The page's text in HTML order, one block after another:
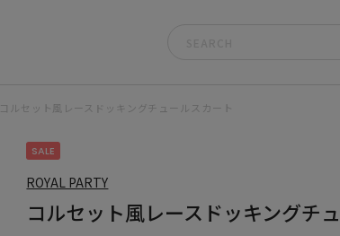
コルセット風レースドッキングチュールスカート
SALE
ROYAL PARTY
コルセット風レースドッキングチ